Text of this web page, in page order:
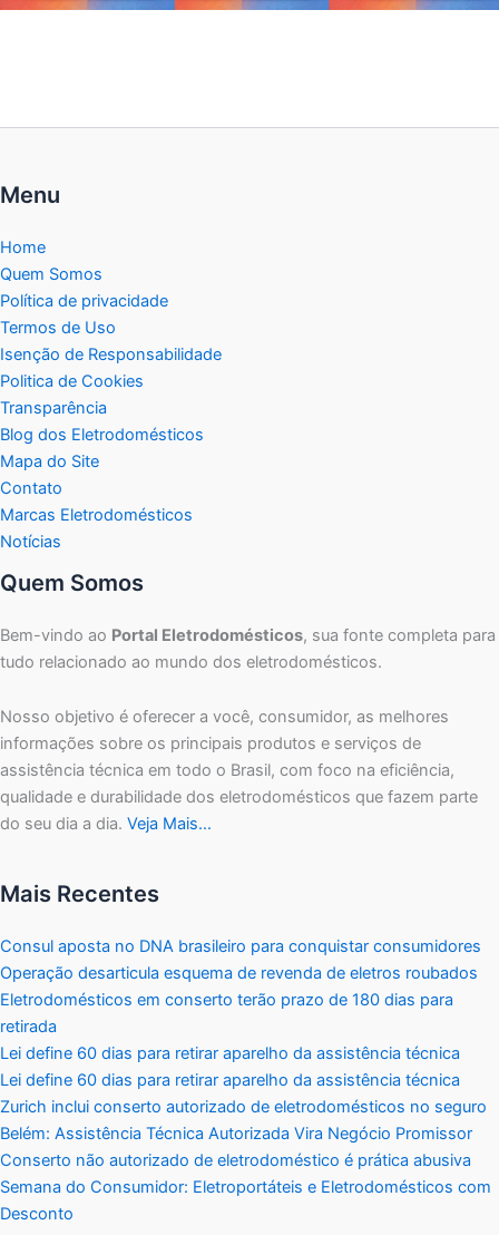
Menu
Home
Quem Somos
Política de privacidade
Termos de Uso
Isenção de Responsabilidade
Politica de Cookies
Transparência
Blog dos Eletrodomésticos
Mapa do Site
Contato
Marcas Eletrodomésticos
Notícias
Quem Somos
Bem-vindo ao Portal Eletrodomésticos, sua fonte completa para
tudo relacionado ao mundo dos eletrodomésticos.
Nosso objetivo é oferecer a você, consumidor, as melhores
informações sobre os principais produtos e serviços de
assistência técnica em todo o Brasil, com foco na eficiência,
qualidade e durabilidade dos eletrodomésticos que fazem parte
do seu dia a dia. Veja Mais…
Mais Recentes
Consul aposta no DNA brasileiro para conquistar consumidores
Operação desarticula esquema de revenda de eletros roubados
Eletrodomésticos em conserto terão prazo de 180 dias para
retirada
Lei define 60 dias para retirar aparelho da assistência técnica
Lei define 60 dias para retirar aparelho da assistência técnica
Zurich inclui conserto autorizado de eletrodomésticos no seguro
Belém: Assistência Técnica Autorizada Vira Negócio Promissor
Conserto não autorizado de eletrodoméstico é prática abusiva
Semana do Consumidor: Eletroportáteis e Eletrodomésticos com
Desconto